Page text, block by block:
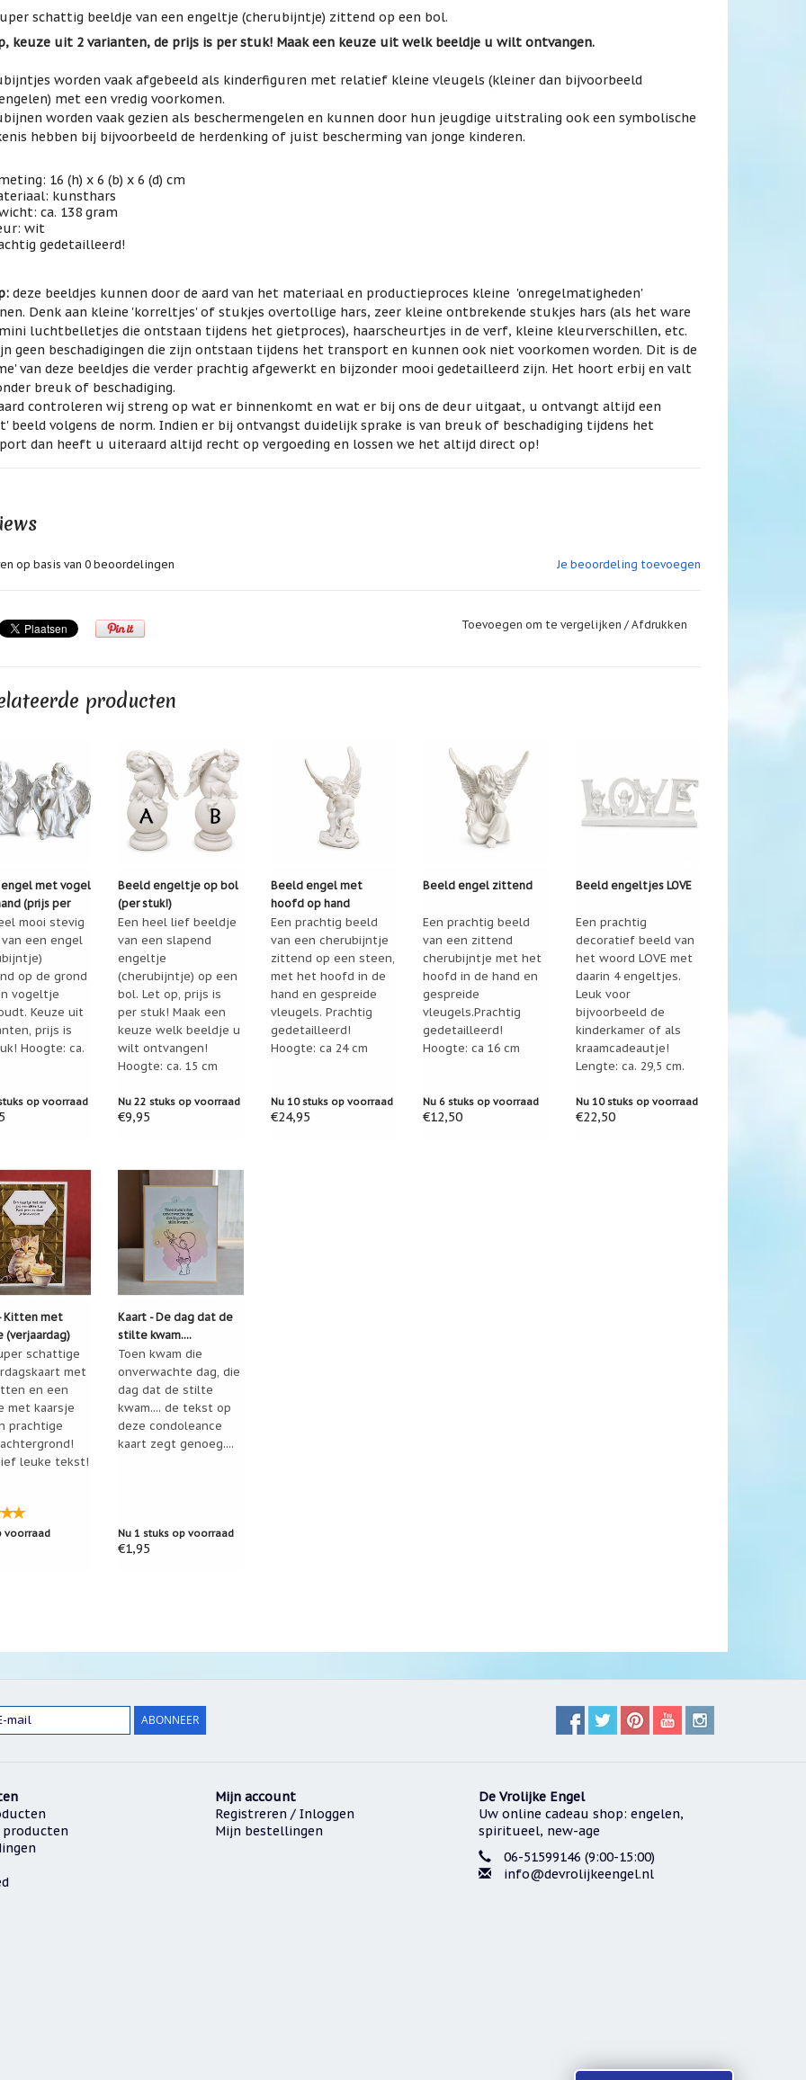
schattig beeldje van een engeltje (cherubijntje) zittend op een bol.
keuze uit 2 varianten, de prijs is per stuk! Maak een keuze uit welk beeldje u wilt ontvangen.
worden vaak afgebeeld als kinderfiguren met relatief kleine vleugels (kleiner dan bijvoorbeeld
met een vredig voorkomen.
worden vaak gezien als beschermengelen en kunnen door hun jeugdige uitstraling ook een symbolische
hebben bij bijvoorbeeld de herdenking of juist bescherming van jonge kinderen.
16 (h) x 6 (b) x 6 (d) cm
kunsthars
ca. 138 gram
wit
gedetailleerd!
deze beeldjes kunnen door de aard van het materiaal en productieproces kleine 'onregelmatigheden'
Denk aan kleine 'korreltjes' of stukjes overtollige hars, zeer kleine ontbrekende stukjes hars (als het ware
luchtbelletjes die ontstaan tijdens het gietproces), haarscheurtjes in de verf, kleine kleurverschillen, etc.
geen beschadigingen die zijn ontstaan tijdens het transport en kunnen ook niet voorkomen worden. Dit is de
van deze beeldjes die verder prachtig afgewerkt en bijzonder mooi gedetailleerd zijn. Het hoort erbij en valt
breuk of beschadiging.
controleren wij streng op wat er binnenkomt en wat er bij ons de deur uitgaat, u ontvangt altijd een
beeld volgens de norm. Indien er bij ontvangst duidelijk sprake is van breuk of beschadiging tijdens het
dan heeft u uiteraard altijd recht op vergoeding en lossen we het altijd direct op!
Je beoordeling toevoegen
op basis van 0beoordelingen
Toevoegen om te vergelijken / Afdrukken
producten
met vogel
(prijs per
mooi stevig
een engel
op de grond
vogeltje
Keuze uit
prijs is
Hoogte: ca.
op voorraad
Beeld engeltje op bol
(per stuk!)
Een heel lief beeldje
van een slapend
engeltje
(cherubijntje) op een
bol. Let op, prijs is
per stuk! Maak een
keuze welk beeldje u
wilt ontvangen!
Hoogte: ca. 15 cm
Nu 22 stuks op voorraad
€9,95
Beeld engel met
hoofd op hand
Een prachtig beeld
van een cherubijntje
zittend op een steen,
met het hoofd in de
hand en gespreide
vleugels. Prachtig
gedetailleerd!
Hoogte: ca 24 cm
Nu 10 stuks op voorraad
€24,95
Beeld engel zittend
Een prachtig beeld
van een zittend
cherubijntje met het
hoofd in de hand en
gespreide
vleugels.Prachtig
gedetailleerd!
Hoogte: ca 16 cm
Nu 6 stuks op voorraad
€12,50
Beeld engeltjes LOVE
Een prachtig
decoratief beeld van
het woord LOVE met
daarin 4 engeltjes.
Leuk voor
bijvoorbeeld de
kinderkamer of als
kraamcadeautje!
Lengte: ca. 29,5 cm.
Nu 10 stuks op voorraad
€22,50
Kitten met
(verjaardag)
schattige
met
en een
met kaarsje
prachtige
leuke tekst!
voorraad
Kaart - De dag dat de
stilte kwam....
Toen kwam die
onverwachte dag, die
dag dat de stilte
kwam.... de tekst op
deze condoleance
kaart zegt genoeg....
Nu 1 stuks op voorraad
€1,95
ABONNEER
producten
Mijn account
Registreren / Inloggen
Mijn bestellingen
De Vrolijke Engel
Uw online cadeau shop: engelen,
spiritueel, new-age
06-51599146 (9:00-15:00)
info@devrolijkeengel.nl